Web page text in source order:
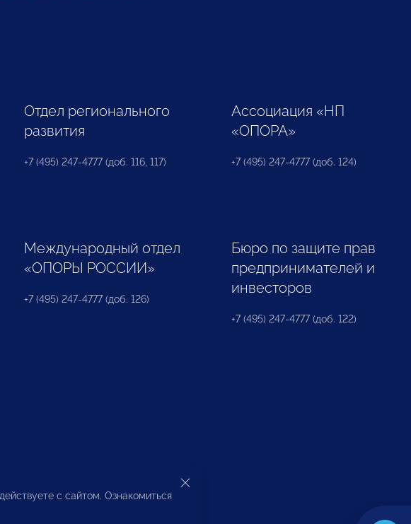
Отдел регионального
развития
+7 (495) 247-4777 (доб. 116, 117)
Ассоциация «НП
«ОПОРА»
+7 (495) 247-4777 (доб. 124)
Международный отдел
«ОПОРЫ РОССИИ»
+7 (495) 247-4777 (доб. 126)
Бюро по защите прав
предпринимателей и
инвесторов
+7 (495) 247-4777 (доб. 122)
с сайтом. Ознакомиться